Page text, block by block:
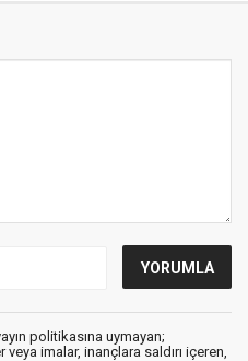
politikasına uymayan;
imalar, inançlara saldırı içeren,